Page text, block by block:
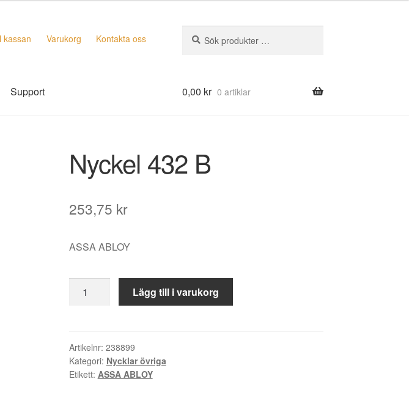
kassan Varukorg Kontakta oss
efter:
Support 0,00 kr 0 artiklar
Nyckel 432 B
253,75 kr
ASSA ABLOY
Lägg till i varukorg
Artikelnr: 238899
Kategori: Nycklar övriga
Etikett: ASSA ABLOY